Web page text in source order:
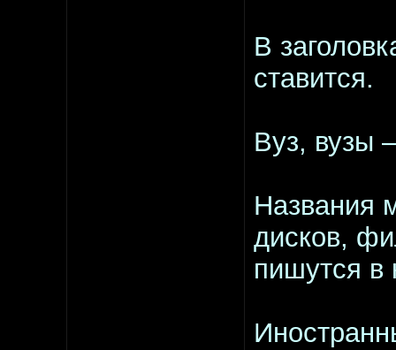
В
ставится.
Вуз, вузы
Названия
дисков,
пишутся в